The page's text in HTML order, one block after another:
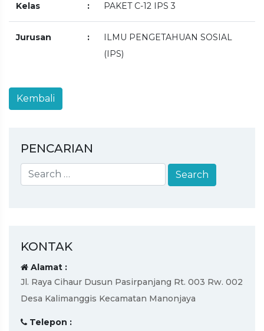
Kelas : PAKET C-12 IPS 3
Jurusan :
ILMU PENGETAHUAN SOSIAL
(IPS)
PENCARIAN
KONTAK
Alamat :
Jl. Raya Cihaur Dusun Pasirpanjang Rt. 003 Rw. 002
Desa Kalimanggis Kecamatan Manonjaya
Telepon :